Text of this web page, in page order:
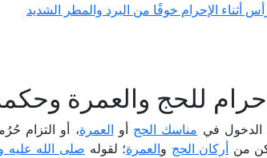
أثناء الإحرام خوفًا من البرد والمطر الشديد
للحج والعمرة
الدخول في مناسك الحج أو العمرة، أو التزام
من أركان الحج والعمرة؛ لقوله صلى الله عليه